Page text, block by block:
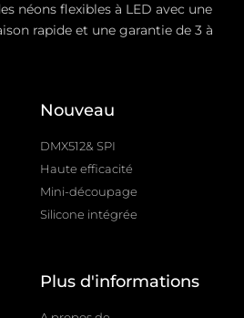
néons flexibles à LED avec une
rapide et une garantie de 3 à
Nouveau
DMX512& SPI
Haute efficacité
Mini-découpage
Silicone intégrée
Plus d'informations